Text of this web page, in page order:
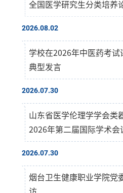
全国医学研究生分类培养
2026.08.02
学校在2026年中医药考
典型发言
2026.07.30
山东省医学伦理学学会类
2026年第二届国际学术会
2026.07.30
烟台卫生健康职业学院党